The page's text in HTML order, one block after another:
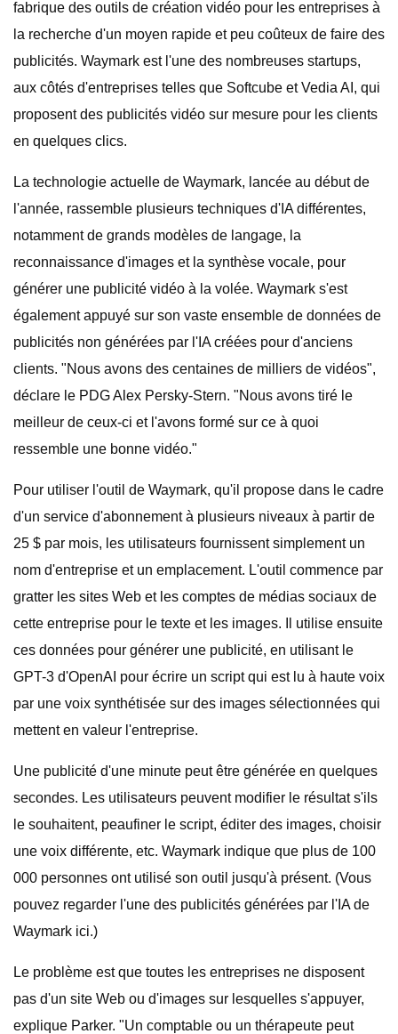
fabrique des outils de création vidéo pour les entreprises à
la recherche d'un moyen rapide et peu coûteux de faire des
publicités. Waymark est l'une des nombreuses startups,
aux côtés d'entreprises telles que Softcube et Vedia AI, qui
proposent des publicités vidéo sur mesure pour les clients
en quelques clics.
La technologie actuelle de Waymark, lancée au début de
l'année, rassemble plusieurs techniques d'IA différentes,
notamment de grands modèles de langage, la
reconnaissance d'images et la synthèse vocale, pour
générer une publicité vidéo à la volée. Waymark s'est
également appuyé sur son vaste ensemble de données de
publicités non générées par l'IA créées pour d'anciens
clients. "Nous avons des centaines de milliers de vidéos",
déclare le PDG Alex Persky-Stern. "Nous avons tiré le
meilleur de ceux-ci et l'avons formé sur ce à quoi
ressemble une bonne vidéo."
Pour utiliser l'outil de Waymark, qu'il propose dans le cadre
d'un service d'abonnement à plusieurs niveaux à partir de
25 $ par mois, les utilisateurs fournissent simplement un
nom d'entreprise et un emplacement. L'outil commence par
gratter les sites Web et les comptes de médias sociaux de
cette entreprise pour le texte et les images. Il utilise ensuite
ces données pour générer une publicité, en utilisant le
GPT-3 d'OpenAI pour écrire un script qui est lu à haute voix
par une voix synthétisée sur des images sélectionnées qui
mettent en valeur l'entreprise.
Une publicité d'une minute peut être générée en quelques
secondes. Les utilisateurs peuvent modifier le résultat s'ils
le souhaitent, peaufiner le script, éditer des images, choisir
une voix différente, etc. Waymark indique que plus de 100
000 personnes ont utilisé son outil jusqu'à présent. (Vous
pouvez regarder l'une des publicités générées par l'IA de
Waymark ici.)
Le problème est que toutes les entreprises ne disposent
pas d'un site Web ou d'images sur lesquelles s'appuyer,
explique Parker. "Un comptable ou un thérapeute peut